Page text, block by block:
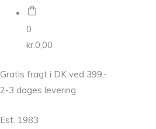
0
kr.0,00
Gratis fragt i DK ved 399,-
2-3 dages levering
Est. 1983